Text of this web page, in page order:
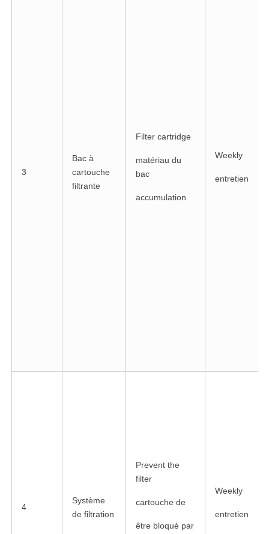
linkedin
3
Bac à
cartouche
filtrante
Filter cartridge
matériau du
bac
accumulation
Weekly
entretien
4
Système
de filtration
Prevent the
filter
cartouche de
être bloqué par
Weekly
entretien